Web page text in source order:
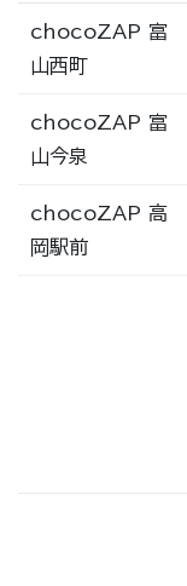
chocoZAP 富
山西町
chocoZAP 富
山今泉
chocoZAP 高
岡駅前